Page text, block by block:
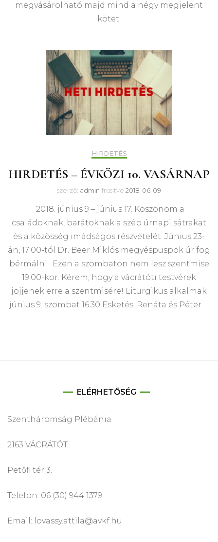
megvásárolható majd mind a négy megjelent
kötet.
HIRDETÉS
HIRDETÉS – ÉVKÖZI 10. VASÁRNAP
szerző: admin frissítve 2018-06-09
2018. június 9 – június 17. Köszönöm a
családoknak, barátoknak a szép úrnapi sátrakat
és a közösség imádságos részvételét. Június 23-
án, 17:00-tól Dr. Beer Miklós megyéspüspök úr fog
bérmálni. Ezen a szombaton nem lesz szentmise
19:00-kor. Kérem, hogy a vácrátóti testvérek
jöjjenek erre a szentmisére! Liturgikus alkalmak
június 9. szombat 16:30 Esketés: Renáta és Péter …
ELÉRHETŐSÉG
Szentháromság Plébánia
2163 VÁCRÁTÓT
Petőfi tér 3.
Telefon: 06 (30) 944 1379
Email: lovassy.attila@avkf.hu